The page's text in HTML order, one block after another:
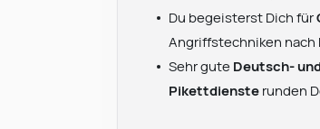
Du begeisterst Dich für
Angriffstechniken nach
Sehr gute Deutsch-
Pikettdienste runden